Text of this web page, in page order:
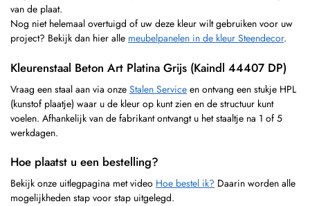
van de plaat.
Nog niet helemaal overtuigd of uw deze kleur wilt gebruiken voor uw
project? Bekijk dan hier alle meubelpanelen in de kleur Steendecor.
Kleurenstaal Beton Art Platina Grijs (Kaindl 44407 DP)
Vraag een staal aan via onze Stalen Service en ontvang een stukje HPL
(kunstof plaatje) waar u de kleur op kunt zien en de structuur kunt
voelen. Afhankelijk van de fabrikant ontvangt u het staaltje na 1 of 5
werkdagen.
Hoe plaatst u een bestelling?
Bekijk onze uitlegpagina met video Hoe bestel ik? Daarin worden alle
mogelijkheden stap voor stap uitgelegd.